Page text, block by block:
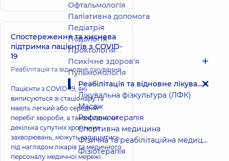
Спостереження та киснева
підтримка пацієнтів з COVID-
19
Реабілітація та відновне лікування
Пацієнти з COVID-19, які
виписуються зі стаціонару та
мають легкий або середній
перебіг хвороби, а також одне чи
декілька супутніх хронічних
захворювань, можуть залишитись
під наглядом лікарів та медичного
персоналу медичної мережі
Офтальмологія
Паліативна допомога
Педіатрія
Подологiя
Проктологія
Психічне здоров'я
Пульмонологія
Реабілітація та відновне лікування
Лікувальна фізкультура (ЛФК)
Масаж
Рефлексотерапія
Спортивна медицина
Фізична та реабілітаційна медицина (ФРМ)
Фізіотерапія